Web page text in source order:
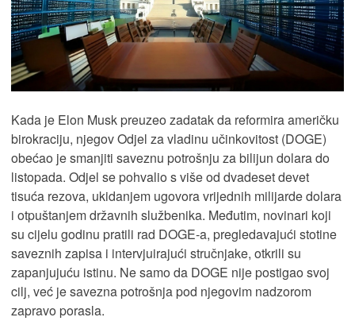
Kada je Elon Musk preuzeo zadatak da reformira američku
birokraciju, njegov Odjel za vladinu učinkovitost (DOGE)
obećao je smanjiti saveznu potrošnju za bilijun dolara do
listopada. Odjel se pohvalio s više od dvadeset devet
tisuća rezova, ukidanjem ugovora vrijednih milijarde dolara
i otpuštanjem državnih službenika. Međutim, novinari koji
su cijelu godinu pratili rad DOGE-a, pregledavajući stotine
saveznih zapisa i intervjuirajući stručnjake, otkrili su
zapanjujuću istinu. Ne samo da DOGE nije postigao svoj
cilj, već je savezna potrošnja pod njegovim nadzorom
zapravo porasla.